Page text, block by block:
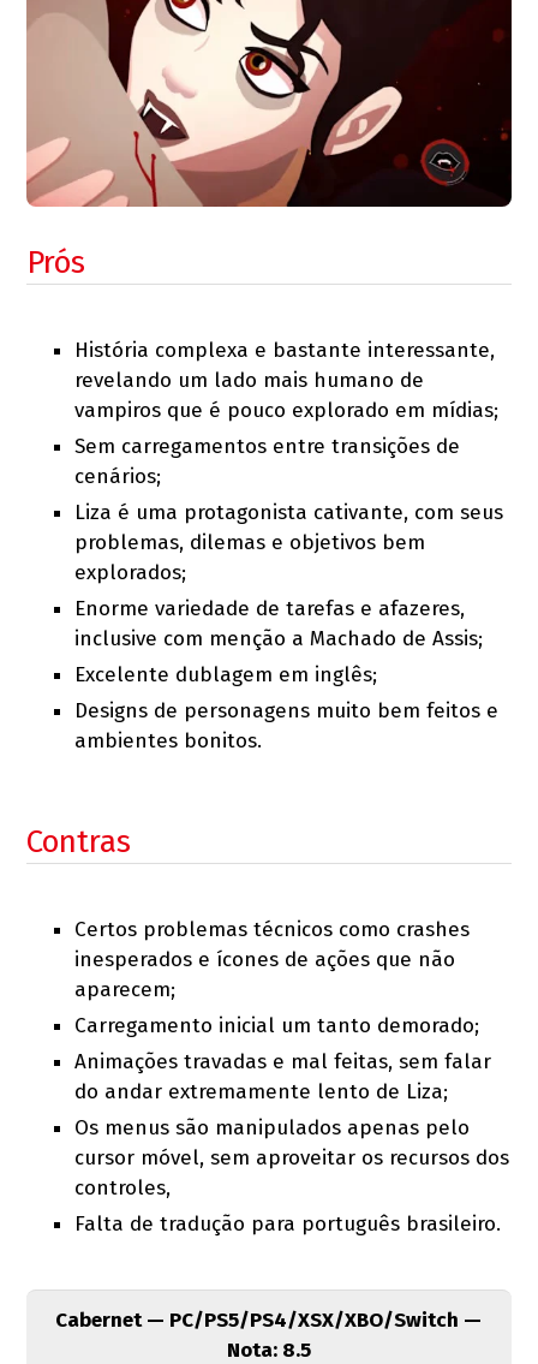
Prós
História complexa e bastante interessante,
revelando um lado mais humano de
vampiros que é pouco explorado em mídias;
Sem carregamentos entre transições de
cenários;
Liza é uma protagonista cativante, com seus
problemas, dilemas e objetivos bem
explorados;
Enorme variedade de tarefas e afazeres,
inclusive com menção a Machado de Assis;
Excelente dublagem em inglês;
Designs de personagens muito bem feitos e
ambientes bonitos.
Contras
Certos problemas técnicos como crashes
inesperados e ícones de ações que não
aparecem;
Carregamento inicial um tanto demorado;
Animações travadas e mal feitas, sem falar
do andar extremamente lento de Liza;
Os menus são manipulados apenas pelo
cursor móvel, sem aproveitar os recursos dos
controles,
Falta de tradução para português brasileiro.
Cabernet — PC/PS5/PS4/XSX/XBO/Switch —
Nota: 8.5